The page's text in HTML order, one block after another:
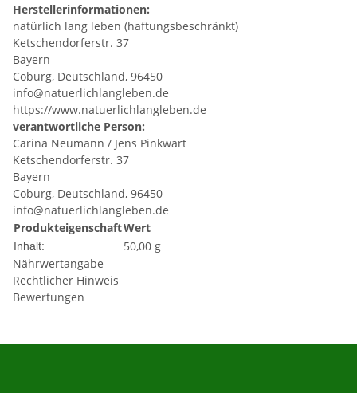
Herstellerinformationen:
natürlich lang leben (haftungsbeschränkt)
Ketschendorferstr. 37
Bayern
Coburg, Deutschland, 96450
info@natuerlichlangleben.de
https://www.natuerlichlangleben.de
verantwortliche Person:
Carina Neumann / Jens Pinkwart
Ketschendorferstr. 37
Bayern
Coburg, Deutschland, 96450
info@natuerlichlangleben.de
ProdukteigenschaftWert
Inhalt:
50,00 g
Nährwertangabe
Rechtlicher Hinweis
Bewertungen